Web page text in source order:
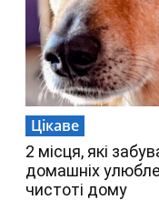
Цікаве
2 місця, які
домашніх
чистоті дому